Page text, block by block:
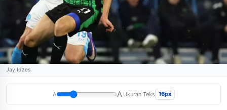
Jay Idzes
A A Ukuran Teks 16px